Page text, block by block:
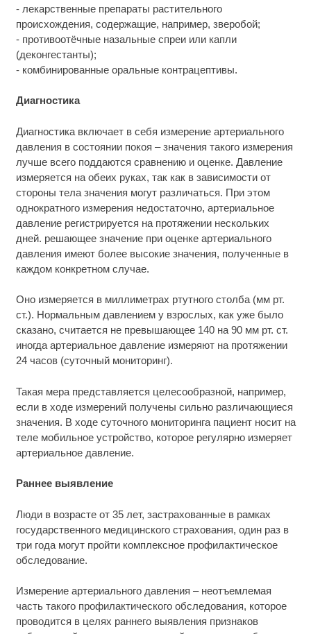
- лекарственные препараты растительного
происхождения, содержащие, например, зверобой;
- противоотёчные назальные спреи или капли
(деконгестанты);
- комбинированные оральные контрацептивы.
Диагностика
Диагностика включает в себя измерение артериального
давления в состоянии покоя – значения такого измерения
лучше всего поддаются сравнению и оценке. Давление
измеряется на обеих руках, так как в зависимости от
стороны тела значения могут различаться. При этом
однократного измерения недостаточно, артериальное
давление регистрируется на протяжении нескольких
дней. решающее значение при оценке артериального
давления имеют более высокие значения, полученные в
каждом конкретном случае.
Оно измеряется в миллиметрах ртутного столба (мм рт.
ст.). Нормальным давлением у взрослых, как уже было
сказано, считается не превышающее 140 на 90 мм рт. ст.
иногда артериальное давление измеряют на протяжении
24 часов (суточный мониторинг).
Такая мера представляется целесообразной, например,
если в ходе измерений получены сильно различающиеся
значения. В ходе суточного мониторинга пациент носит на
теле мобильное устройство, которое регулярно измеряет
артериальное давление.
Раннее выявление
Люди в возрасте от 35 лет, застрахованные в рамках
государственного медицинского страхования, один раз в
три года могут пройти комплексное профилактическое
обследование.
Измерение артериального давления – неотъемлемая
часть такого профилактического обследования, которое
проводится в целях раннего выявления признаков